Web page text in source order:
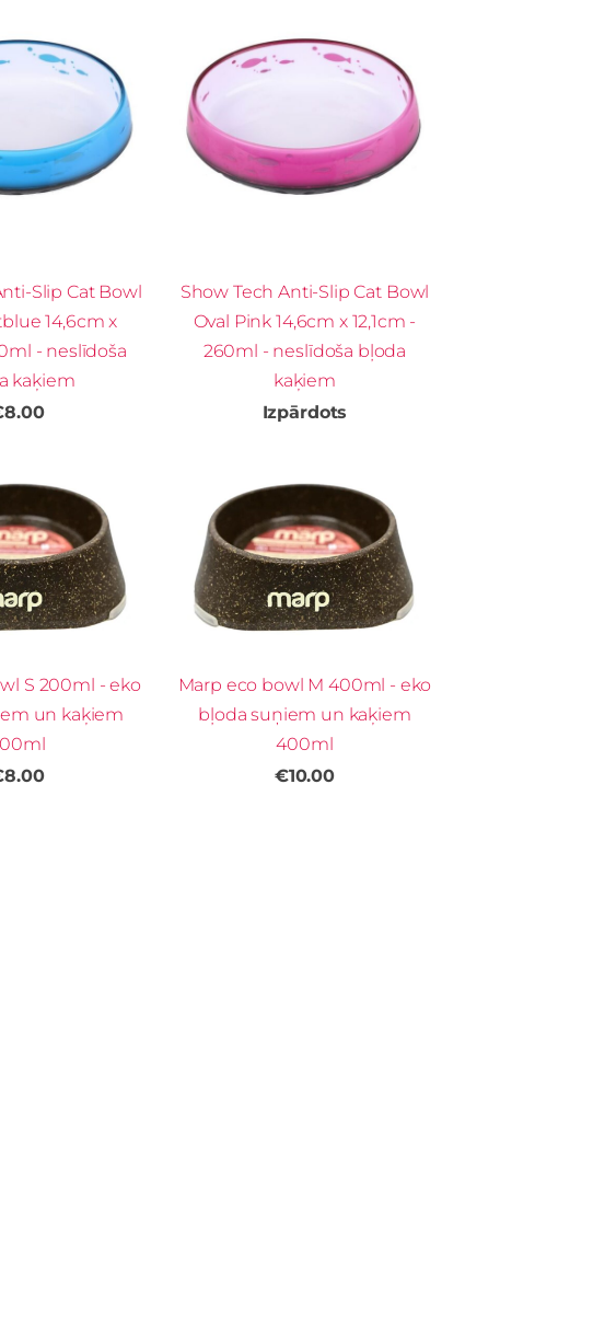
Slip Cat Bowl
14,6cm x
- neslīdoša
kaķiem
Show Tech Anti-Slip Cat Bowl
Oval Pink 14,6cm x 12,1cm -
260ml - neslīdoša bļoda
kaķiem
Izpārdots
S 200ml - eko
un kaķiem
Marp eco bowl M 400ml - eko
bļoda suņiem un kaķiem
400ml
€10.00